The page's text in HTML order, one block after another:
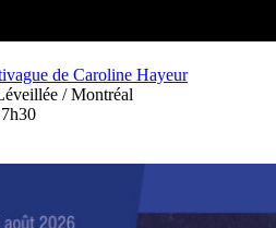
de Caroline Hayeur
/ Montréal